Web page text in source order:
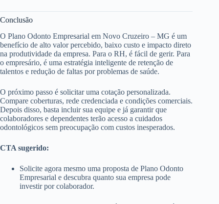
Conclusão
O Plano Odonto Empresarial em Novo Cruzeiro – MG é um
benefício de alto valor percebido, baixo custo e impacto direto
na produtividade da empresa. Para o RH, é fácil de gerir. Para
o empresário, é uma estratégia inteligente de retenção de
talentos e redução de faltas por problemas de saúde.
O próximo passo é solicitar uma cotação personalizada.
Compare coberturas, rede credenciada e condições comerciais.
Depois disso, basta incluir sua equipe e já garantir que
colaboradores e dependentes terão acesso a cuidados
odontológicos sem preocupação com custos inesperados.
CTA sugerido:
Solicite agora mesmo uma proposta de Plano Odonto
Empresarial e descubra quanto sua empresa pode
investir por colaborador.